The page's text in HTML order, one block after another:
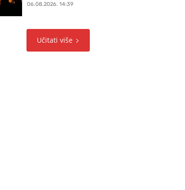
06.08.2026. 14:39
Učitati više